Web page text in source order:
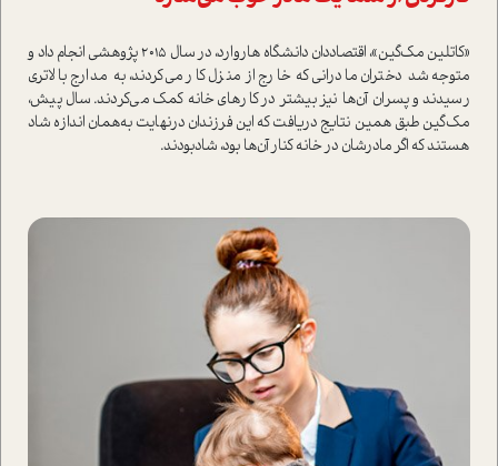
«کاتلین مک‌گین»، اقتصاددان دانشگاه هاروارد، در سال 2015 پژوهشی انجام داد و
متوجه شد دختران مادرانی که خارج از منزل کار می‌کردند، به مدارج بالاتری
رسیدند و پسران آن‌ها نیز بیشتر در کارهای خانه کمک می‌کردند. سال پیش،
مک‌گین طبق همین نتایج دریافت که این فرزندان در‌نهایت به‌همان اندازه شاد
هستند که اگر مادرشان در خانه کنار آن‌ها بود، شاد‌بودند.